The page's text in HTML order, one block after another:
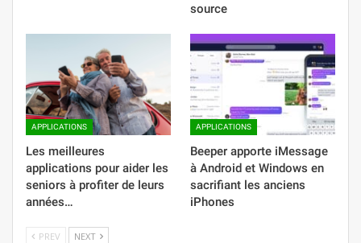
source
APPLICATIONS
Les meilleures
applications pour aider les
seniors à profiter de leurs
années…
APPLICATIONS
Beeper apporte iMessage
à Android et Windows en
sacrifiant les anciens
iPhones
PREV NEXT